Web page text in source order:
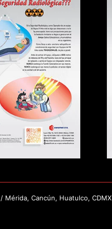
/ Mérida, Cancún, Huatulco, CDMX